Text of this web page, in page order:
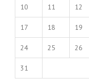
10 11 12
17 18 19
24 25 26
31